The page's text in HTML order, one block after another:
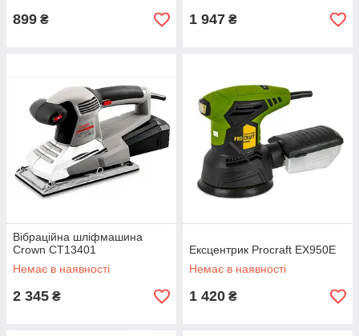
899 ₴ 1 947 ₴
Вібраційна шліфмашина
Crown CT13401
Немає в наявності
2 345 ₴
Ексцентрик Procraft EX950E
Немає в наявності
1 420 ₴